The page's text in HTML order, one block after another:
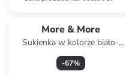
More & More
Sukienka w kolorze biało-
pomarańczowo-zielonym
-67%